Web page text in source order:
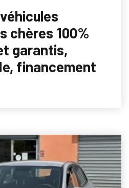
chères 100%
garantis,
financement